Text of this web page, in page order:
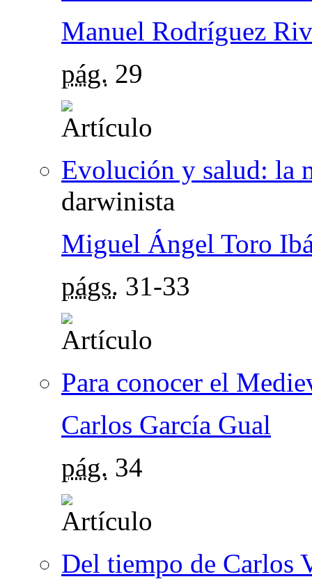
Manuel Rodríguez
pág. 29
Evolución y salud: la
darwinista
Miguel Ángel Toro
págs. 31-33
Para conocer el
Carlos García Gual
pág. 34
Del tiempo de Carlos